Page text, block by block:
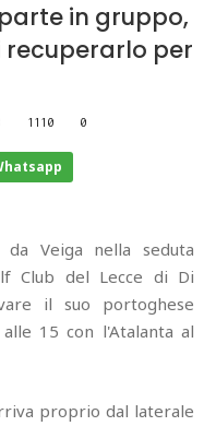
in gruppo,
recuperarlo per
1110 0
da Veiga nella seduta
Club del Lecce di Di
il suo portoghese
15 con l'Atalanta al
proprio dal laterale